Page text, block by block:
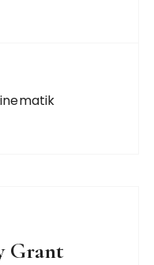
Grant